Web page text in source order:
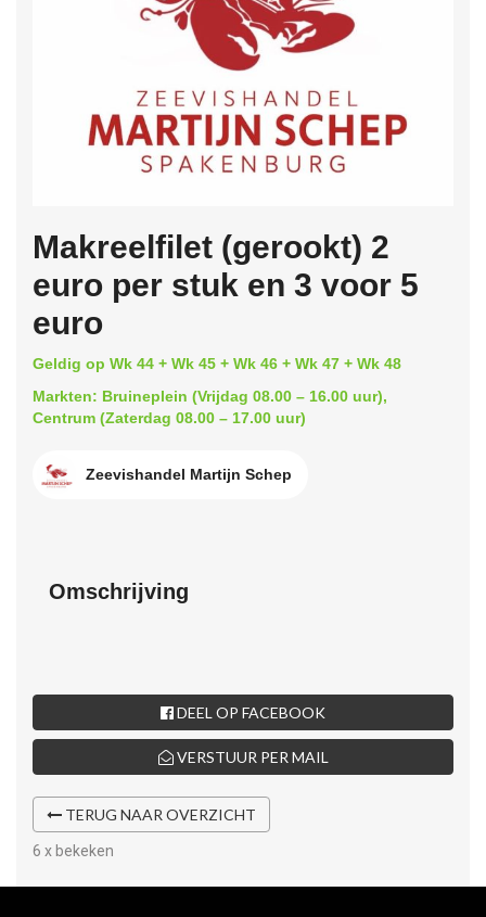
Makreelfilet (gerookt) 2
euro per stuk en 3 voor 5
euro
Geldig op Wk 44 + Wk 45 + Wk 46 + Wk 47 + Wk 48
Markten: Bruineplein (Vrijdag 08.00 – 16.00 uur),
Centrum (Zaterdag 08.00 – 17.00 uur)
Zeevishandel Martijn Schep
Omschrijving
DEEL OP FACEBOOK
VERSTUUR PER MAIL
TERUG NAAR OVERZICHT
6 x bekeken